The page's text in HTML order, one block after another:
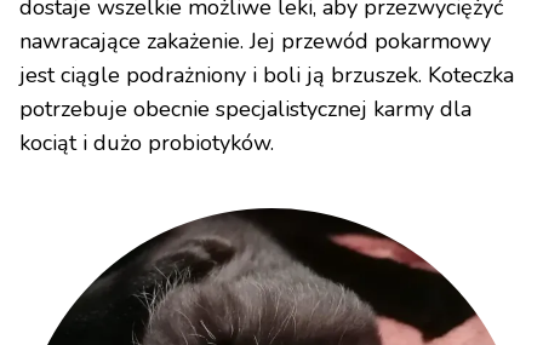
dostaje wszelkie możliwe leki, aby przezwyciężyć
nawracające zakażenie. Jej przewód pokarmowy
jest ciągle podrażniony i boli ją brzuszek. Koteczka
potrzebuje obecnie specjalistycznej karmy dla
kociąt i dużo probiotyków.